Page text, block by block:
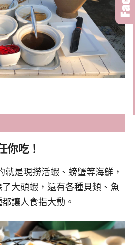
你吃！
就是現撈活蝦、螃蟹等海鮮，
大頭蝦，還有各種貝類、魚
讓人食指大動。